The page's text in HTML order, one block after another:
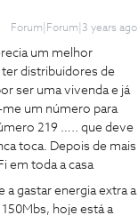
Forum|Forum|3 years ago
um melhor
ter distribuidores de
ser uma vivenda e já
um número para
219 ….. que deve
toca. Depois de mais
em toda a casa
gastar energia extra a
hoje está a